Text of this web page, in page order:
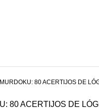
MURDOKU: 80 ACERTIJOS DE